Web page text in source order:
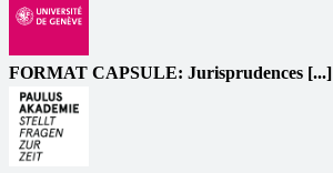
FORMAT CAPSULE: Jurisprudences [...]